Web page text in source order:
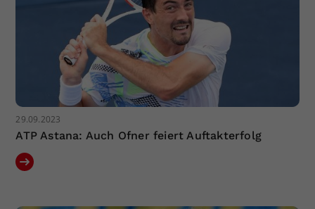
29.09.2023
ATP Astana: Auch Ofner feiert Auftakterfolg